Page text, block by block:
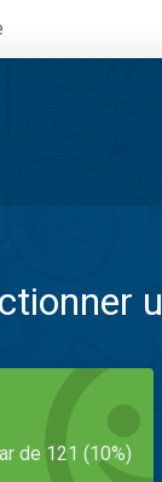
de 121 (10%)